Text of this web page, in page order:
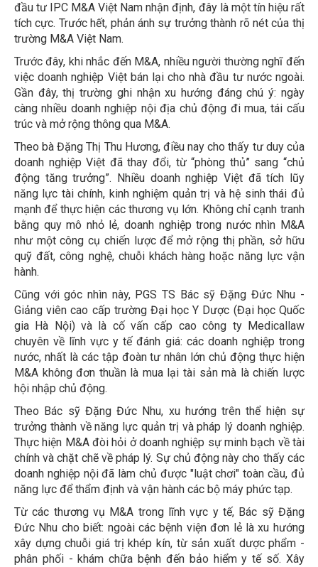
đầu tư IPC M&A Việt Nam nhận định, đây là một tín hiệu rất
tích cực. Trước hết, phản ánh sự trưởng thành rõ nét của thị
trường M&A Việt Nam.
Trước đây, khi nhắc đến M&A, nhiều người thường nghĩ đến
việc doanh nghiệp Việt bán lại cho nhà đầu tư nước ngoài.
Gần đây, thị trường ghi nhận xu hướng đáng chú ý: ngày
càng nhiều doanh nghiệp nội địa chủ động đi mua, tái cấu
trúc và mở rộng thông qua M&A.
Theo bà Đặng Thị Thu Hương, điều nay cho thấy tư duy của
doanh nghiệp Việt đã thay đổi, từ “phòng thủ” sang “chủ
động tăng trưởng”. Nhiều doanh nghiệp Việt đã tích lũy
năng lực tài chính, kinh nghiệm quản trị và hệ sinh thái đủ
mạnh để thực hiện các thương vụ lớn. Không chỉ cạnh tranh
bằng quy mô nhỏ lẻ, doanh nghiệp trong nước nhìn M&A
như một công cụ chiến lược để mở rộng thị phần, sở hữu
quỹ đất, công nghệ, chuỗi khách hàng hoặc năng lực vận
hành.
Cũng với góc nhìn này, PGS TS Bác sỹ Đặng Đức Nhu -
Giảng viên cao cấp trường Đại học Y Dược (Đại học Quốc
gia Hà Nội) và là cố vấn cấp cao công ty Medicallaw
chuyên về lĩnh vực y tế đánh giá: các doanh nghiệp trong
nước, nhất là các tập đoàn tư nhân lớn chủ động thực hiện
M&A không đơn thuần là mua lại tài sản mà là chiến lược
hội nhập chủ động.
Theo Bác sỹ Đặng Đức Nhu, xu hướng trên thể hiện sự
trưởng thành về năng lực quản trị và pháp lý doanh nghiệp.
Thực hiện M&A đòi hỏi ở doanh nghiệp sự minh bạch về tài
chính và chặt chẽ về pháp lý. Sự chủ động này cho thấy các
doanh nghiệp nội đã làm chủ được "luật chơi" toàn cầu, đủ
năng lực để thẩm định và vận hành các bộ máy phức tạp.
Từ các thương vụ M&A trong lĩnh vực y tế, Bác sỹ Đặng
Đức Nhu cho biết: ngoài các bệnh viện đơn lẻ là xu hướng
xây dựng chuỗi giá trị khép kín, từ sản xuất dược phẩm -
phân phối - khám chữa bệnh đến bảo hiểm y tế số. Xây